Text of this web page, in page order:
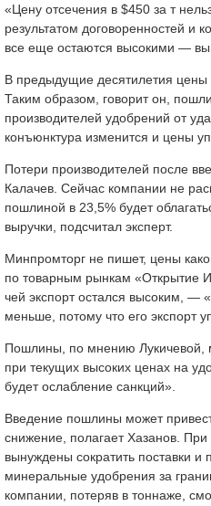
«Цену отсечения в $450 за т
результатом договоренностей и
все еще остаются высокими —
В предыдущие десятилетия цены
Таким образом, говорит он,
производителей удобрений от
конъюнктура изменится и цены
Потери производителей после
Калачев. Сейчас компании не
пошлиной в 23,5% будет
выручки, подсчитал эксперт.
Минпромторг не пишет, цены
по товарным рынкам «Открытие
чей экспорт остался высоким, —
меньше, потому что его экспорт
Пошлины, по мнению Лукичевой,
при текущих высоких ценах на
будет ослабление санкций».
Введение пошлины может
снижение, полагает Хазанов. При
вынуждены сократить поставки
минеральные удобрения за
компании, потеряв в тоннаже,